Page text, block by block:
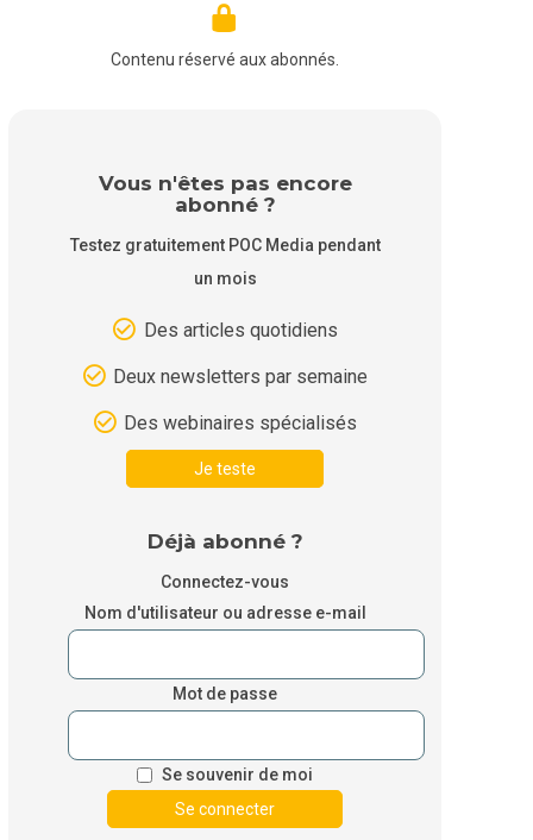
Contenu réservé aux abonnés.
Vous n'êtes pas encore
abonné ?
Testez gratuitement POC Media pendant
un mois
Des articles quotidiens
Deux newsletters par semaine
Des webinaires spécialisés
Je teste
Déjà abonné ?
Connectez-vous
Nom d'utilisateur ou adresse e-mail
Mot de passe
Se souvenir de moi